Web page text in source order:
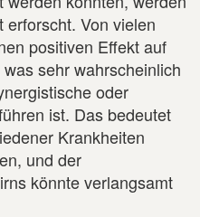
Von vielen
positiven Effekt auf
sehr wahrscheinlich
oder
ist. Das bedeutet
Krankheiten
und der
könnte verlangsamt